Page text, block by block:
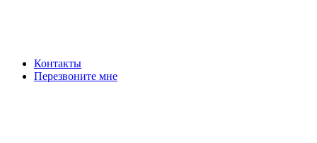
Контакты
Перезвоните мне